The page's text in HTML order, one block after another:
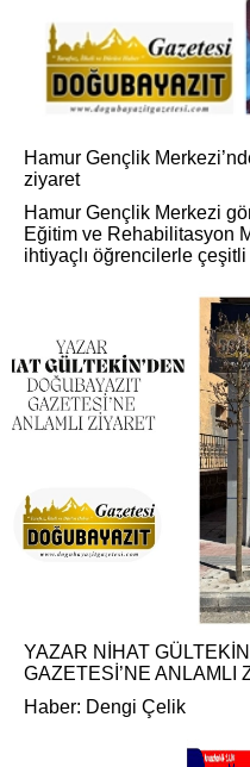
Hamur Gençlik
ziyaret
Hamur Gençlik Merkezi
Eğitim ve Rehabilitasyon
ihtiyaçlı öğrencilerle
YAZAR NİHAT
GAZETESİ’NE ANLAMLI
Haber: Dengi Çelik